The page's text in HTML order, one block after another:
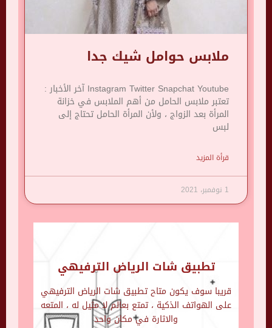
ملابس حوامل شيك جدا
Instagram Twitter Snapchat Youtube آخر الأخبار :
تعتبر ملابس الحامل من أهم الملابس في خزانة
المرأة بعد الزواج ، ولأن المرأة الحامل تحتاج إلى
لبس
قرأة المزيد
1 نوفمبر، 2021
تطبيق شات الرياض الترفيهي
قريبا سوف يكون متاح تطبيق شات الرياض الترفيهي
على الهواتف الذكية ، تمتع بعالم لا مثيل له ، المتعه
والاثارة في مكان واحد